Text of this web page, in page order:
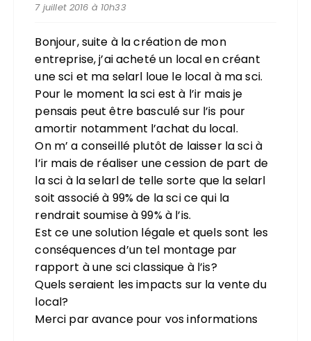
7 juillet 2016 à 10h33
Bonjour, suite à la création de mon
entreprise, j’ai acheté un local en créant
une sci et ma selarl loue le local à ma sci.
Pour le moment la sci est à l’ir mais je
pensais peut être basculé sur l’is pour
amortir notamment l’achat du local.
On m’ a conseillé plutôt de laisser la sci à
l’ir mais de réaliser une cession de part de
la sci à la selarl de telle sorte que la selarl
soit associé à 99% de la sci ce qui la
rendrait soumise à 99% à l’is.
Est ce une solution légale et quels sont les
conséquences d’un tel montage par
rapport à une sci classique à l’is?
Quels seraient les impacts sur la vente du
local?
Merci par avance pour vos informations